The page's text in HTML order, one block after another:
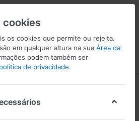
Comparar Lista de Desejos
cookies
os cookies que permite ou rejeita.
em qualquer altura na sua Área da
podem também ser
política de privacidade.